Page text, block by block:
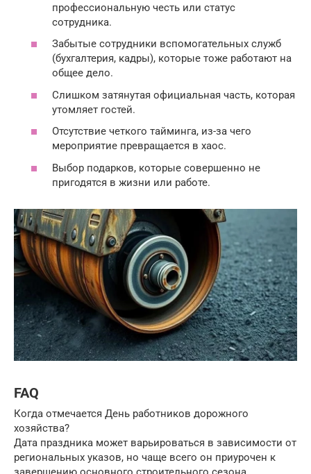
профессиональную честь или статус
сотрудника.
Забытые сотрудники вспомогательных служб
(бухгалтерия, кадры), которые тоже работают на
общее дело.
Слишком затянутая официальная часть, которая
утомляет гостей.
Отсутствие четкого тайминга, из-за чего
мероприятие превращается в хаос.
Выбор подарков, которые совершенно не
пригодятся в жизни или работе.
FAQ
Когда отмечается День работников дорожного
хозяйства?
Дата праздника может варьироваться в зависимости от
региональных указов, но чаще всего он приурочен к